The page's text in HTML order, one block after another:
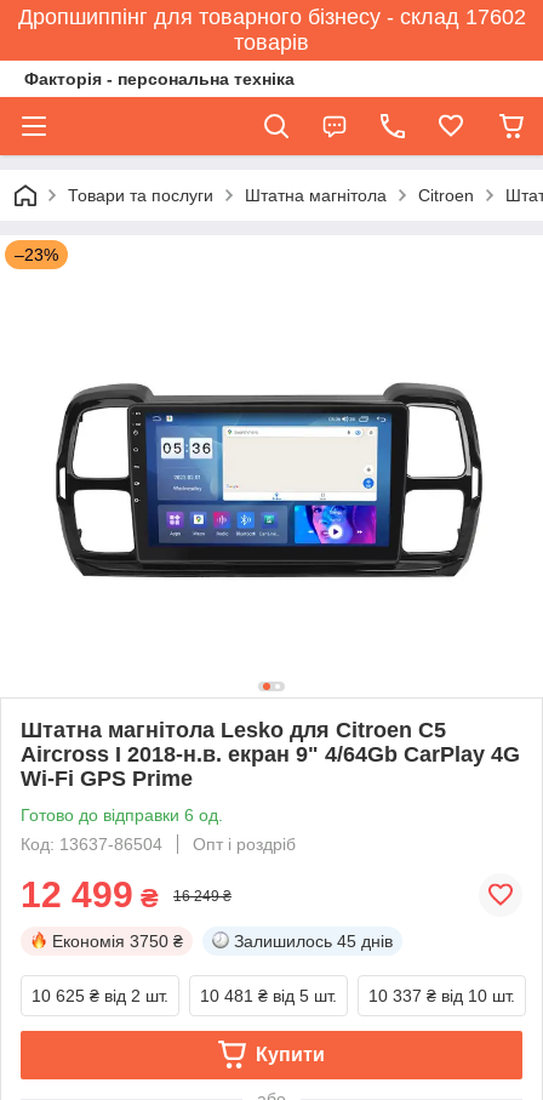
Дропшиппінг для товарного бізнесу - склад 17602
товарів
Факторія - персональна техніка
Товари та послуги Штатна магнітола Citroen
–23%
Штатна магнітола Lesko для Citroen C5
Aircross I 2018-н.в. екран 9" 4/64Gb CarPlay 4G
Wi-Fi GPS Prime
Готово до відправки 6 од.
Код: 13637-86504
Опт і роздріб
12 499 ₴ 16 249 ₴
Економія 3750 ₴ Залишилось 45 днів
10 625 ₴ від 2 шт. 10 481 ₴ від 5 шт. 10 337 ₴ від 10 шт.
Купити